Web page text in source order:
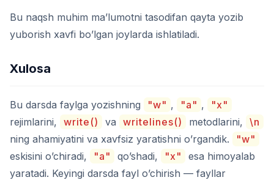
Bu naqsh muhim ma’lumotni tasodifan qayta yozib
yuborish xavfi bo’lgan joylarda ishlatiladi.
Xulosa
Bu darsda faylga yozishning "w" , "a" ,
"x"
rejimlarini, write() va writelines() metodlarini, \n
ning ahamiyatini va xavfsiz yaratishni o’rgandik.
"w"
eskisini o’chiradi,
"a" qo’shadi, "x"
esa himoyalab
yaratadi. Keyingi darsda fayl o’chirish — fayllar